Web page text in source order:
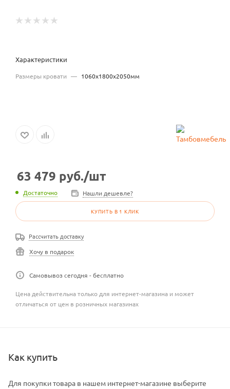
Характеристики
Размеры кровати — 1060x1800x2050мм
63 479 руб./шт
Достаточно Нашли дешевле?
КУПИТЬ В 1 КЛИК
Рассчитать доставку
Хочу в подарок
Самовывоз сегодня - бесплатно
Цена действительна только для интернет-магазина и может
отличаться от цен в розничных магазинах
Как купить
Для покупки товара в нашем интернет-магазине выберите